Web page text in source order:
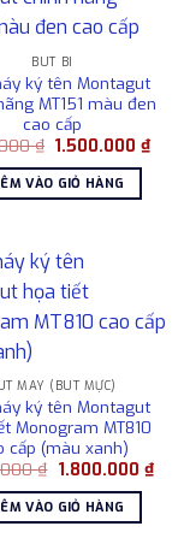
BÚT BI
ký tên Montagut
MT151 màu đen
cao cấp
₫ Giá
là:
1.750.000 ₫.
1.500.000₫Giá
hiện
VÀO GIỎ HÀNG
MÁY (BÚT MỰC)
ký tên Montagut
Monogram MT810
cấp (màu xanh)
₫ Giá
là:
2.500.000 ₫.
1.800.000 ₫Giá
hiện
VÀO GIỎ HÀNG